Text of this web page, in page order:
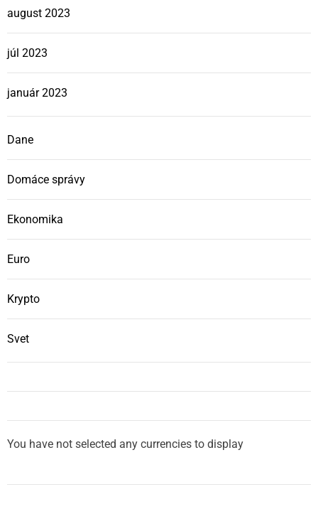
august 2023
júl 2023
január 2023
Dane
Domáce správy
Ekonomika
Euro
Krypto
Svet
You have not selected any currencies to display